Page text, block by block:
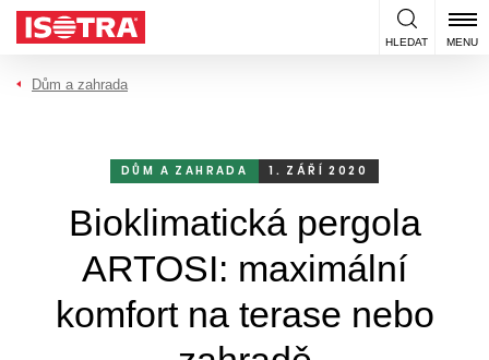
Přeskočit na obsah
HLEDAT MENU
Dům a zahrada
DŮM A ZAHRADA 1. ZÁŘÍ 2020
Bioklimatická pergola
ARTOSI: maximální
komfort na terase nebo